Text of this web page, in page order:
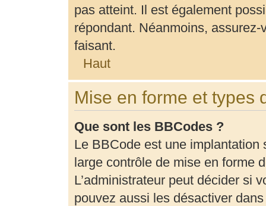
pas atteint. Il est également
répondant. Néanmoins,
faisant.
Haut
Mise en forme et types
Que sont les BBCodes ?
Le BBCode est une
large contrôle de mise en forme
L’administrateur peut décider si
pouvez aussi les désactiver